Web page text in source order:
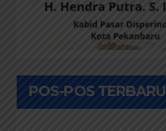
POS-POS TERBARU